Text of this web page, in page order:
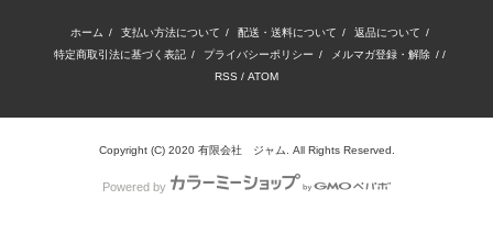
ホーム / 支払い方法について / 配送・送料について / 返品について /
特定商取引法に基づく表記 / プライバシーポリシー / メルマガ登録・解除 / /
RSS / ATOM
Copyright (C) 2020 有限会社 ジャム. All Rights Reserved.
Powered by